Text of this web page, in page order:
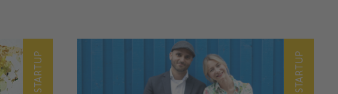
STARTUP STARTUP